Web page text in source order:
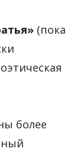
(пока
более